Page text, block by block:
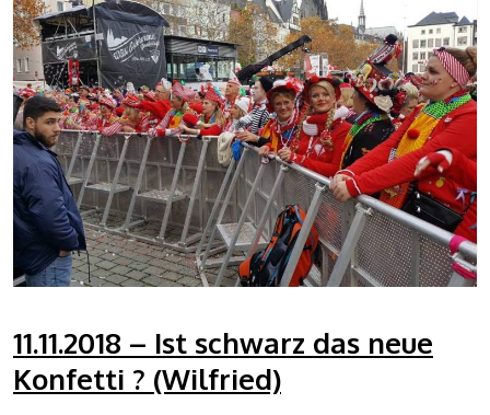
11.11.2018 – Ist schwarz das neue
Konfetti ? (Wilfried)